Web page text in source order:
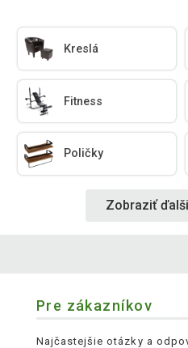
Kreslá
Fitness
Poličky
Zobraziť
Pre zákazníkov
Najčastejšie otázky a